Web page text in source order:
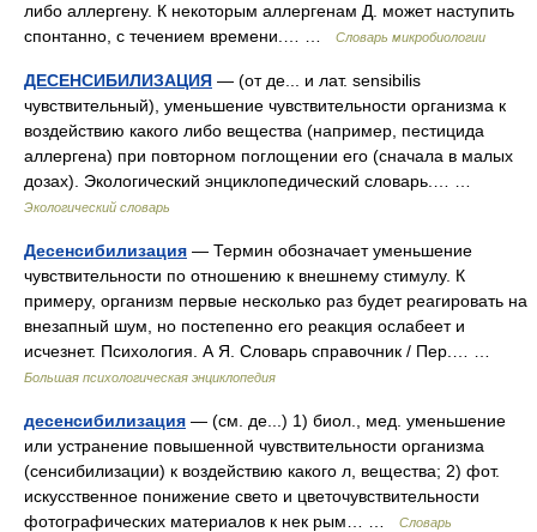
либо аллергену. К некоторым аллергенам Д. может наступить
спонтанно, с течением времени.… …
Словарь микробиологии
ДЕСЕНСИБИЛИЗАЦИЯ — (от де... и лат. sensibilis
чувствительный), уменьшение чувствительности организма к
воздействию какого либо вещества (например, пестицида
аллергена) при повторном поглощении его (сначала в малых
дозах). Экологический энциклопедический словарь.… …
Экологический словарь
Десенсибилизация — Термин обозначает уменьшение
чувствительности по отношению к внешнему стимулу. К
примеру, организм первые несколько раз будет реагировать на
внезапный шум, но постепенно его реакция ослабеет и
исчезнет. Психология. А Я. Словарь справочник / Пер.… …
Большая психологическая энциклопедия
десенсибилизация — (см. де...) 1) биол., мед. уменьшение
или устранение повышенной чувствительности организма
(сенсибилизации) к воздействию какого л, вещества; 2) фот.
искусственное понижение свето и цветочувствительности
фотографических материалов к нек рым… …
Словарь